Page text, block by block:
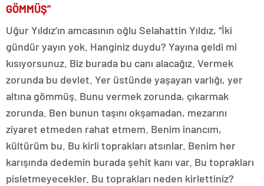
GÖMMÜŞ”
Uğur Yıldız’ın amcasının oğlu Selahattin Yıldız, “İki
gündür yayın yok. Hanginiz duydu? Yayına geldi mi
kısıyorsunuz. Biz burada bu canı alacağız. Vermek
zorunda bu devlet. Yer üstünde yaşayan varlığı, yer
altına gömmüş. Bunu vermek zorunda, çıkarmak
zorunda. Ben bunun taşını okşamadan, mezarını
ziyaret etmeden rahat etmem. Benim inancım,
kültürüm bu. Bu kirli toprakları atsınlar. Benim her
karışında dedemin burada şehit kanı var. Bu toprakları
pisletmeyecekler. Bu toprakları neden kirlettiniz?